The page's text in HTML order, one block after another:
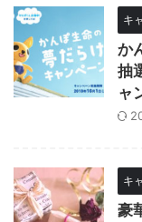
キ
か
抽
ャ
キ
豪